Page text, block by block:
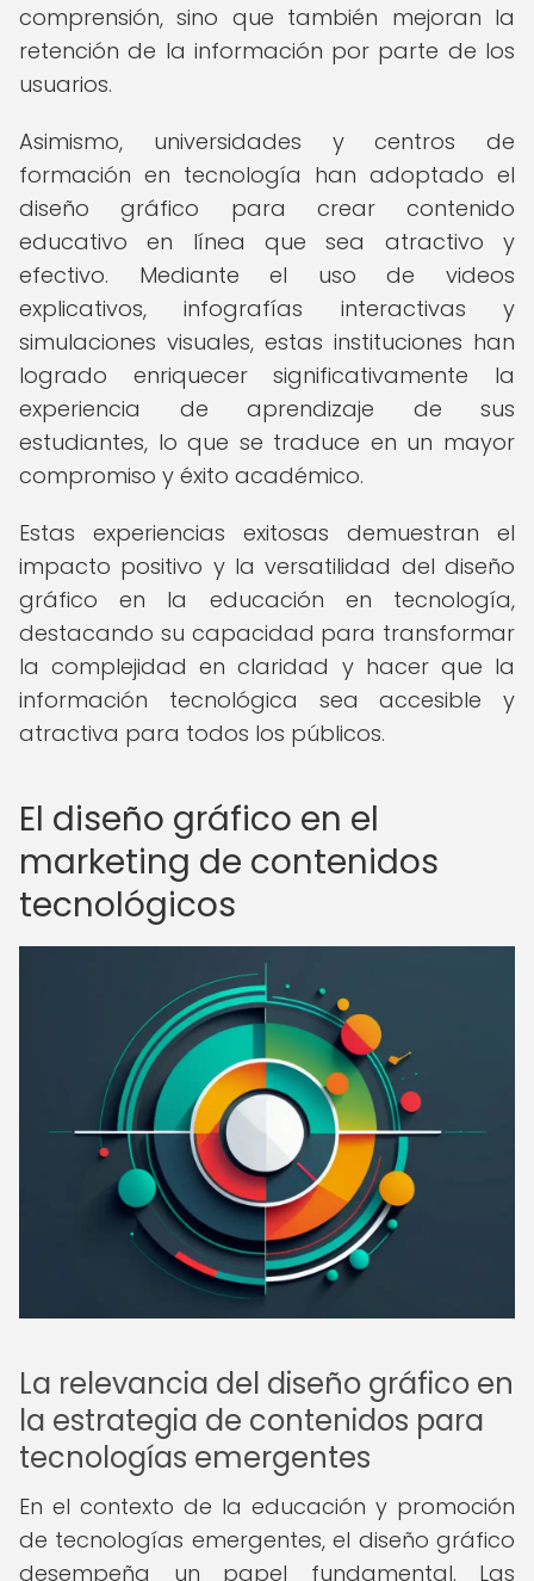
comprensión, sino que también mejoran la
retención de la información por parte de los
usuarios.
Asimismo, universidades y centros de
formación en tecnología han adoptado el
diseño gráfico para crear contenido
educativo en línea que sea atractivo y
efectivo. Mediante el uso de videos
explicativos, infografías interactivas y
simulaciones visuales, estas instituciones han
logrado enriquecer significativamente la
experiencia de aprendizaje de sus
estudiantes, lo que se traduce en un mayor
compromiso y éxito académico.
Estas experiencias exitosas demuestran el
impacto positivo y la versatilidad del diseño
gráfico en la educación en tecnología,
destacando su capacidad para transformar
la complejidad en claridad y hacer que la
información tecnológica sea accesible y
atractiva para todos los públicos.
El diseño gráfico en el
marketing de contenidos
tecnológicos
La relevancia del diseño gráfico en
la estrategia de contenidos para
tecnologías emergentes
En el contexto de la educación y promoción
de tecnologías emergentes, el diseño gráfico
desempeña un papel fundamental. Las